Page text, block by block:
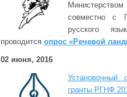
совместно с
русского
проводится опрос «Речевой
02 июня, 2016
Установочный
гранты РГНФ